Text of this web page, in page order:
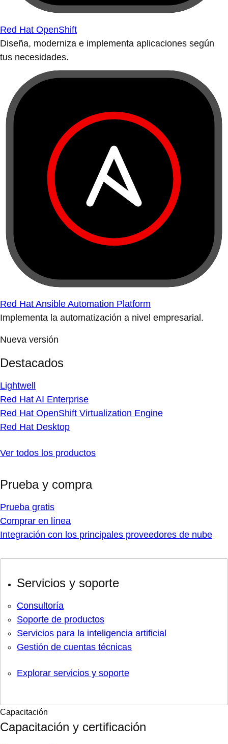
Red Hat OpenShift
Diseña, moderniza e implementa aplicaciones según
tus necesidades.
Red Hat Ansible Automation Platform
Implementa la automatización a nivel empresarial.
Nueva versión
Destacados
Lightwell
Red Hat AI Enterprise
Red Hat OpenShift Virtualization Engine
Red Hat Desktop
Ver todos los productos
Prueba y compra
Prueba gratis
Comprar en línea
Integración con los principales proveedores de nube
Servicios y soporte
Consultoría
Soporte de productos
Servicios para la inteligencia artificial
Gestión de cuentas técnicas
Explorar servicios y soporte
Capacitación
Capacitación y certificación